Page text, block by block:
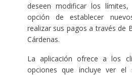
deseen modificar los
opción de establecer
realizar sus pagos a través de
Cárdenas.
La aplicación ofrece a los
opciones que incluye ver el